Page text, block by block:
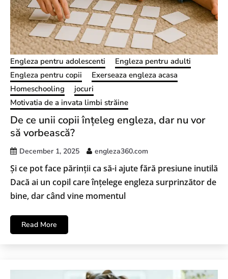
Engleza pentru adolescenti
Engleza pentru adulti
Engleza pentru copii
Exerseaza engleza acasa
Homeschooling
jocuri
Motivatia de a invata limbi străine
De ce unii copii înțeleg engleza, dar nu vor
să vorbească?
December 1, 2025 engleza360.com
Și ce pot face părinții ca să-i ajute fără presiune inutilă
Dacă ai un copil care înțelege engleza surprinzător de
bine, dar când vine momentul
Read More